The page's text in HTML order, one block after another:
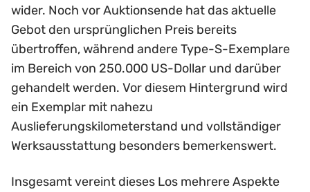
wider. Noch vor Auktionsende hat das aktuelle
Gebot den ursprünglichen Preis bereits
übertroffen, während andere Type-S-Exemplare
im Bereich von 250.000 US-Dollar und darüber
gehandelt werden. Vor diesem Hintergrund wird
ein Exemplar mit nahezu
Auslieferungskilometerstand und vollständiger
Werksausstattung besonders bemerkenswert.
Insgesamt vereint dieses Los mehrere Aspekte